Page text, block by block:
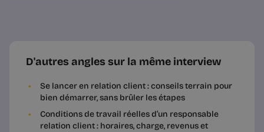
D'autres angles sur la même interview
Se lancer en relation client : conseils terrain pour
bien démarrer, sans brûler les étapes
Conditions de travail réelles d’un responsable
relation client : horaires, charge, revenus et